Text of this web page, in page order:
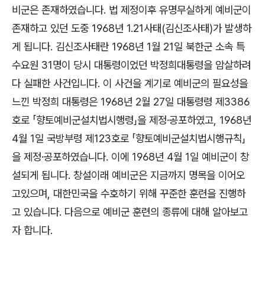
비군은 존재하였습니다. 법 제정이후 유명무실하게 예비군이
존재하고 있던 도중 1968년 1.21사태(김신조사태)가 발생하
게 됩니다. 김신조사태란 1968년 1월 21일 북한군 소속 특
수요원 31명이 당시 대통령이었던 박정희대통령을 암살하려
다 실패한 사건입니다. 이 사건을 계기로 예비군의 필요성을
느낀 박정희 대통령은 1968년 2월 27일 대통령령 제 3386
호로 「향토예비군설치법시행령」을 제정·공포하였고, 1968년
4월 1일 국방부령 제 123호로 「향토예비군설치법시행규칙」
을 제정·공포하였습니다. 이에 1968년 4월 1일 예비군이 창
설되게 됩니다. 창설이래 예비군은 지금까지 명목을 이어오
고있으며, 대한민국을 수호하기 위해 꾸준한 훈련을 진행하
고 있습니다. 다음으로 예비군 훈련의 종류에 대해 알아보고
자 합니다.